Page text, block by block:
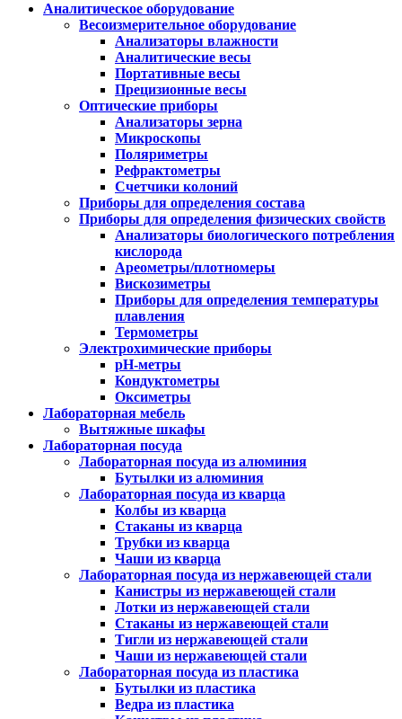
Аналитическое оборудование
Весоизмерительное оборудование
Анализаторы влажности
Аналитические весы
Портативные весы
Прецизионные весы
Оптические приборы
Анализаторы зерна
Микроскопы
Поляриметры
Рефрактометры
Счетчики колоний
Приборы для определения состава
Приборы для определения физических свойств
Анализаторы биологического потребления
кислорода
Ареометры/плотномеры
Вискозиметры
Приборы для определения температуры
плавления
Термометры
Электрохимические приборы
pH-метры
Кондуктометры
Оксиметры
Лабораторная мебель
Вытяжные шкафы
Лабораторная посуда
Лабораторная посуда из алюминия
Бутылки из алюминия
Лабораторная посуда из кварца
Колбы из кварца
Стаканы из кварца
Трубки из кварца
Чаши из кварца
Лабораторная посуда из нержавеющей стали
Канистры из нержавеющей стали
Лотки из нержавеющей стали
Стаканы из нержавеющей стали
Тигли из нержавеющей стали
Чаши из нержавеющей стали
Лабораторная посуда из пластика
Бутылки из пластика
Ведра из пластика